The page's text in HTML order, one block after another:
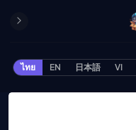
ข้ามไปยังเนื้อหา
ไทย EN 日本語 VI